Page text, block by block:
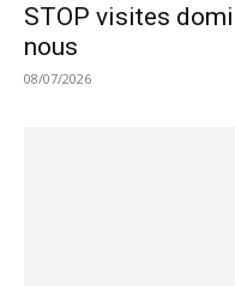
STOP visites
nous
08/07/2026